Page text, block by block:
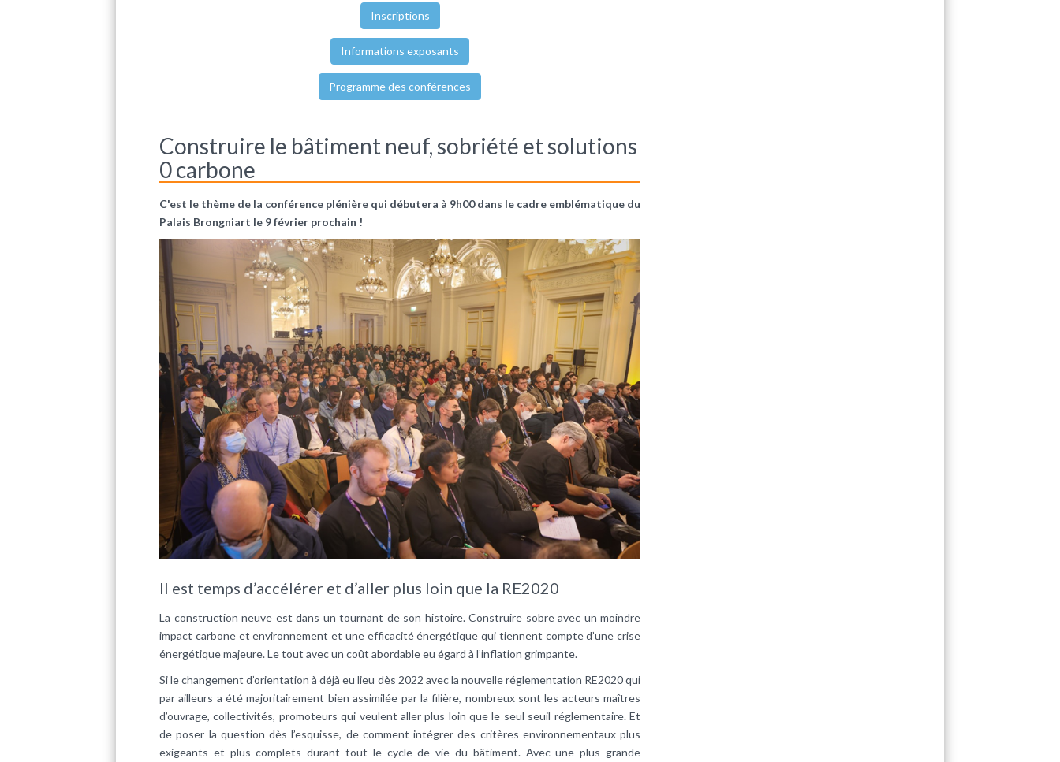
Inscriptions
Informations exposants
Programme des conférences
Construire le bâtiment neuf, sobriété et solutions
0 carbone
C'est le thème de la conférence plénière qui débutera à 9h00 dans le cadre emblématique du
Palais Brongniart le 9 février prochain !
Il est temps d’accélérer et d’aller plus loin que la RE2020
La construction neuve est dans un tournant de son histoire. Construire sobre avec un moindre
impact carbone et environnement et une efficacité énergétique qui tiennent compte d’une crise
énergétique majeure. Le tout avec un coût abordable eu égard à l’inflation grimpante.
Si le changement d’orientation à déjà eu lieu dès 2022 avec la nouvelle réglementation RE2020 qui
par ailleurs a été majoritairement bien assimilée par la filière, nombreux sont les acteurs maîtres
d’ouvrage, collectivités, promoteurs qui veulent aller plus loin que le seul seuil réglementaire. Et
de poser la question dès l’esquisse, de comment intégrer des critères environnementaux plus
exigeants et plus complets durant tout le cycle de vie du bâtiment. Avec une plus grande